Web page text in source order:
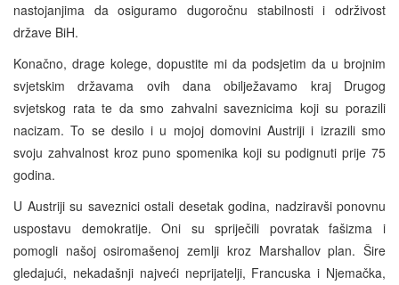
nastojanjima da osiguramo dugoročnu stabilnosti i održivost
države BiH.
Konačno, drage kolege, dopustite mi da podsjetim da u brojnim
svjetskim državama ovih dana obilježavamo kraj Drugog
svjetskog rata te da smo zahvalni saveznicima koji su porazili
nacizam. To se desilo i u mojoj domovini Austriji i izrazili smo
svoju zahvalnost kroz puno spomenika koji su podignuti prije 75
godina.
U Austriji su saveznici ostali desetak godina, nadziravši ponovnu
uspostavu demokratije. Oni su spriječili povratak fašizma i
pomogli našoj osiromašenoj zemlji kroz Marshallov plan. Šire
gledajući, nekadašnji najveći neprijatelji, Francuska i Njemačka,